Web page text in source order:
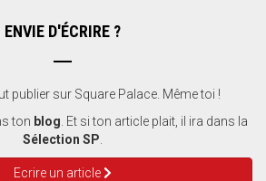
ENVIE D'ÉCRIRE ?
publier sur Square Palace. Même toi !
ton blog . Et si ton article plait, il ira dans la
Sélection SP
Ecrire un article